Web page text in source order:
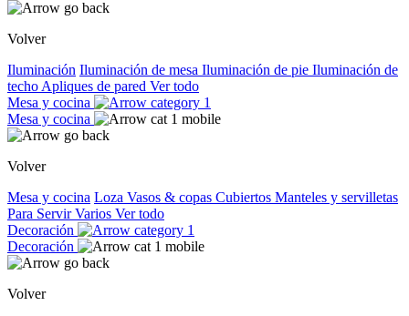
Volver
Iluminación Iluminación de mesa Iluminación de pie Iluminación de
techo Apliques de pared Ver todo
Mesa y cocina
Mesa y cocina
Volver
Mesa y cocina Loza Vasos & copas Cubiertos Manteles y servilletas
Para ServirVarios Ver todo
Decoración
Decoración
Volver